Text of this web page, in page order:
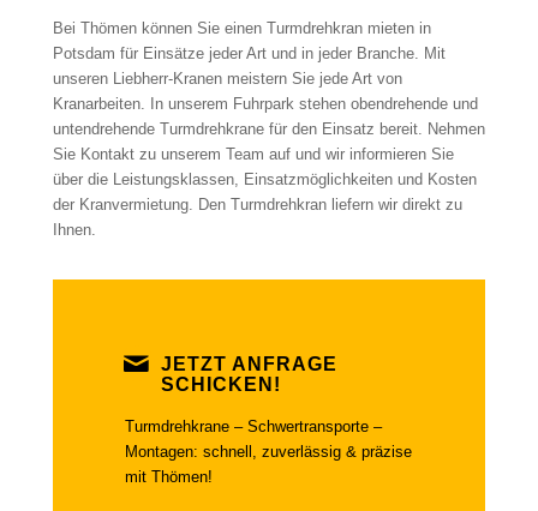
Bei Thömen können Sie einen Turmdrehkran mieten in
Potsdam für Einsätze jeder Art und in jeder Branche. Mit
unseren Liebherr-Kranen meistern Sie jede Art von
Kranarbeiten. In unserem Fuhrpark stehen obendrehende und
untendrehende Turmdrehkrane für den Einsatz bereit. Nehmen
Sie Kontakt zu unserem Team auf und wir informieren Sie
über die Leistungsklassen, Einsatzmöglichkeiten und Kosten
der Kranvermietung. Den Turmdrehkran liefern wir direkt zu
Ihnen.
JETZT ANFRAGE
SCHICKEN!
Turmdrehkrane – Schwertransporte –
Montagen: schnell, zuverlässig & präzise
mit Thömen!